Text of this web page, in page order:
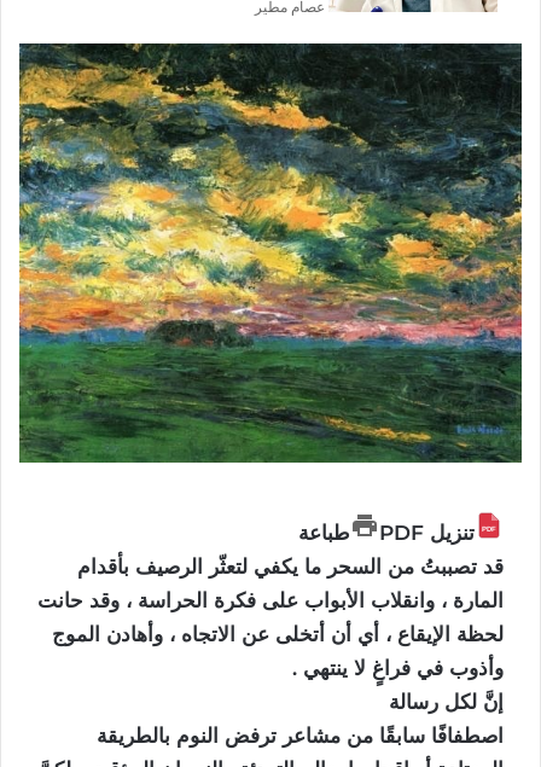
عصام مطير
تنزيل PDF
طباعة
قد تصببتُ من السحر ما يكفي لتعثّر الرصيف بأقدام
المارة ، وانقلاب الأبواب على فكرة الحراسة ، وقد حانت
لحظة الإيقاع ، أي أن أتخلى عن الاتجاه ، وأهادن الموج
وأذوب في فراغٍ لا ينتهي .
إنَّ لكل رسالة
اصطفافًا سابقًا من مشاعر ترفض النوم بالطريقة